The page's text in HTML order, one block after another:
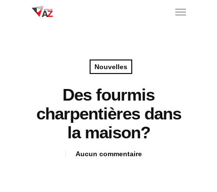
Nouvelles
Des fourmis
charpentières dans
la maison?
Aucun commentaire